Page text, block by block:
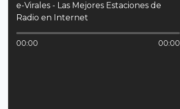
e-Virales - Las Mejores Estaciones de
Radio en Internet
00:00 00:00